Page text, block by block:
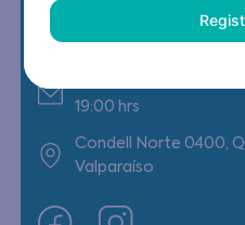
(22) 6178818 -
19:00 hrs
Condell Norte 0400,
Valparaíso